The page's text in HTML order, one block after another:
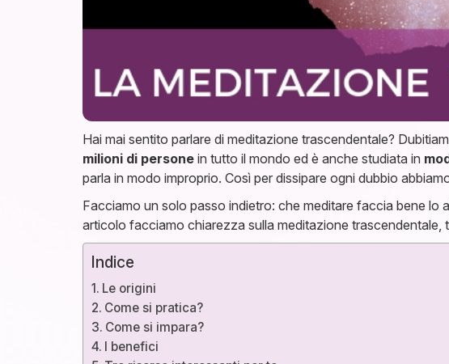
Hai mai sentito parlare di meditazione trascendentale?
milioni di persone in tutto il mondo ed è anche studiata in
parla in modo improprio. Così per dissipare ogni dubbio
Facciamo un solo passo indietro: che meditare faccia bene lo
articolo facciamo chiarezza sulla meditazione trascendentale,
Indice
Le origini
Come si pratica?
Come si impara?
I benefici